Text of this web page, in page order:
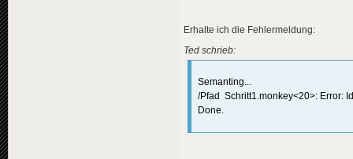
Erhalte ich die Fehlermeldung:
Ted schrieb:
Semanting...
/Pfad Schritt1.monkey<20>: Error:
Done.